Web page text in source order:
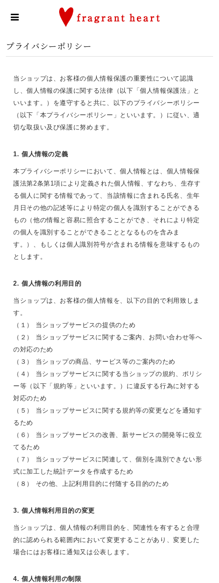
プライバシーポリシー
当ショップは、お客様の個人情報保護の重要性について認識
し、個人情報の保護に関する法律（以下「個人情報保護法」と
いいます。）を遵守すると共に、以下のプライバシーポリシー
（以下「本プライバシーポリシー」といいます。）に従い、適
切な取扱い及び保護に努めます。
1. 個人情報の定義
本プライバシーポリシーにおいて、個人情報とは、個人情報保
護法第2条第1項により定義された個人情報、すなわち、生存す
る個人に関する情報であって、当該情報に含まれる氏名、生年
月日その他の記述等により特定の個人を識別することができる
もの（他の情報と容易に照合することができ、それにより特定
の個人を識別することができることとなるものを含みま
す。）、もしくは個人識別符号が含まれる情報を意味するもの
とします。
2. 個人情報の利用目的
当ショップは、お客様の個人情報を、以下の目的で利用致しま
す。
（１） 当ショップサービスの提供のため
（２） 当ショップサービスに関するご案内、お問い合わせ等へ
の対応のため
（３） 当ショップの商品、サービス等のご案内のため
（４） 当ショップサービスに関する当ショップの規約、ポリシ
ー等（以下「規約等」といいます。）に違反する行為に対する
対応のため
（５） 当ショップサービスに関する規約等の変更などを通知す
るため
（６） 当ショップサービスの改善、新サービスの開発等に役立
てるため
（７） 当ショップサービスに関連して、個別を識別できない形
式に加工した統計データを作成するため
（８） その他、上記利用目的に付随する目的のため
3. 個人情報利用目的の変更
当ショップは、個人情報の利用目的を、関連性を有すると合理
的に認められる範囲内において変更することがあり、変更した
場合にはお客様に通知又は公表します。
4. 個人情報利用の制限